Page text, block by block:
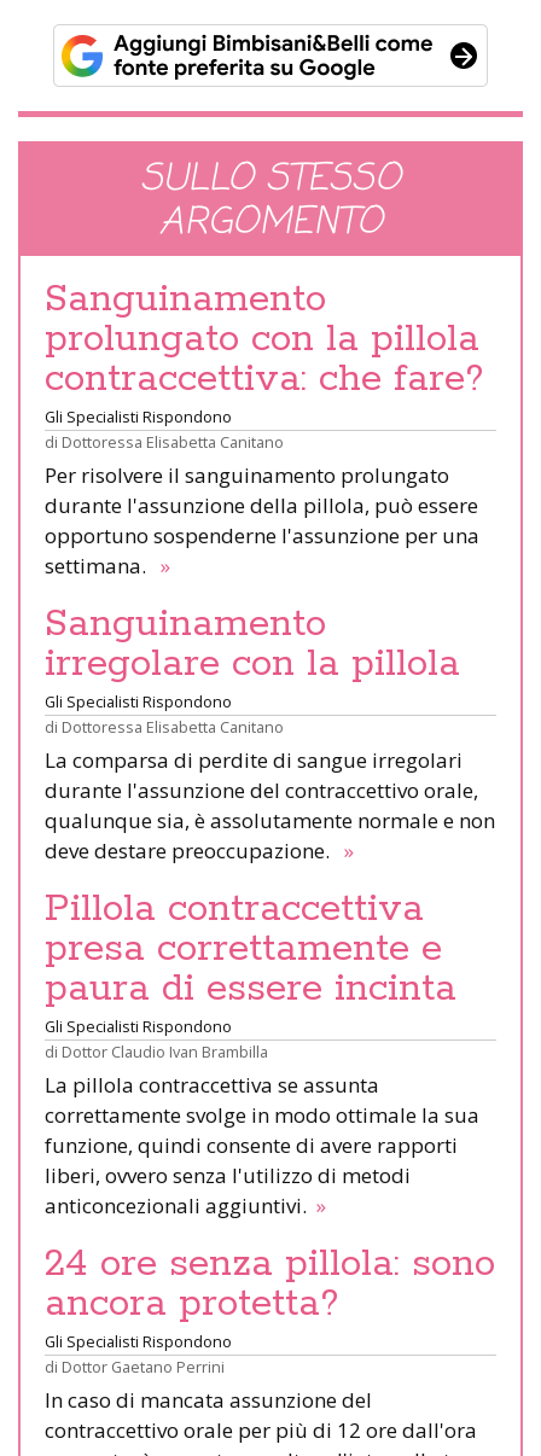
SULLO STESSO
ARGOMENTO
Sanguinamento
prolungato con la pillola
contraccettiva: che fare?
Gli Specialisti Rispondono
di Dottoressa Elisabetta Canitano
Per risolvere il sanguinamento prolungato
durante l'assunzione della pillola, può essere
opportuno sospenderne l'assunzione per una
settimana. »
Sanguinamento
irregolare con la pillola
Gli Specialisti Rispondono
di Dottoressa Elisabetta Canitano
La comparsa di perdite di sangue irregolari
durante l'assunzione del contraccettivo orale,
qualunque sia, è assolutamente normale e non
deve destare preoccupazione. »
Pillola contraccettiva
presa correttamente e
paura di essere incinta
Gli Specialisti Rispondono
di Dottor Claudio Ivan Brambilla
La pillola contraccettiva se assunta
correttamente svolge in modo ottimale la sua
funzione, quindi consente di avere rapporti
liberi, ovvero senza l'utilizzo di metodi
anticoncezionali aggiuntivi. »
24 ore senza pillola: sono
ancora protetta?
Gli Specialisti Rispondono
di Dottor Gaetano Perrini
In caso di mancata assunzione del
contraccettivo orale per più di 12 ore dall'ora